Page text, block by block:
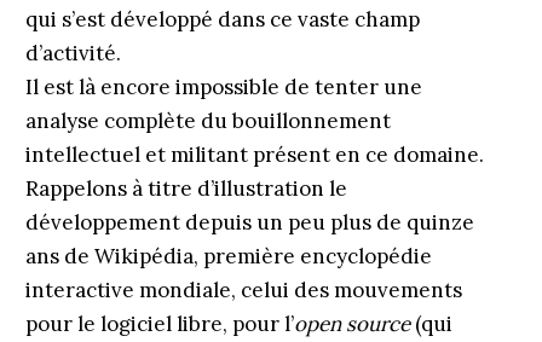
qui s’est développé dans ce vaste champ
d’activité.
Il est là encore impossible de tenter une
analyse complète du bouillonnement
intellectuel et militant présent en ce domaine.
Rappelons à titre d’illustration le
développement depuis un peu plus de quinze
ans de Wikipédia, première encyclopédie
interactive mondiale, celui des mouvements
pour le logiciel libre, pour l’open source(qui